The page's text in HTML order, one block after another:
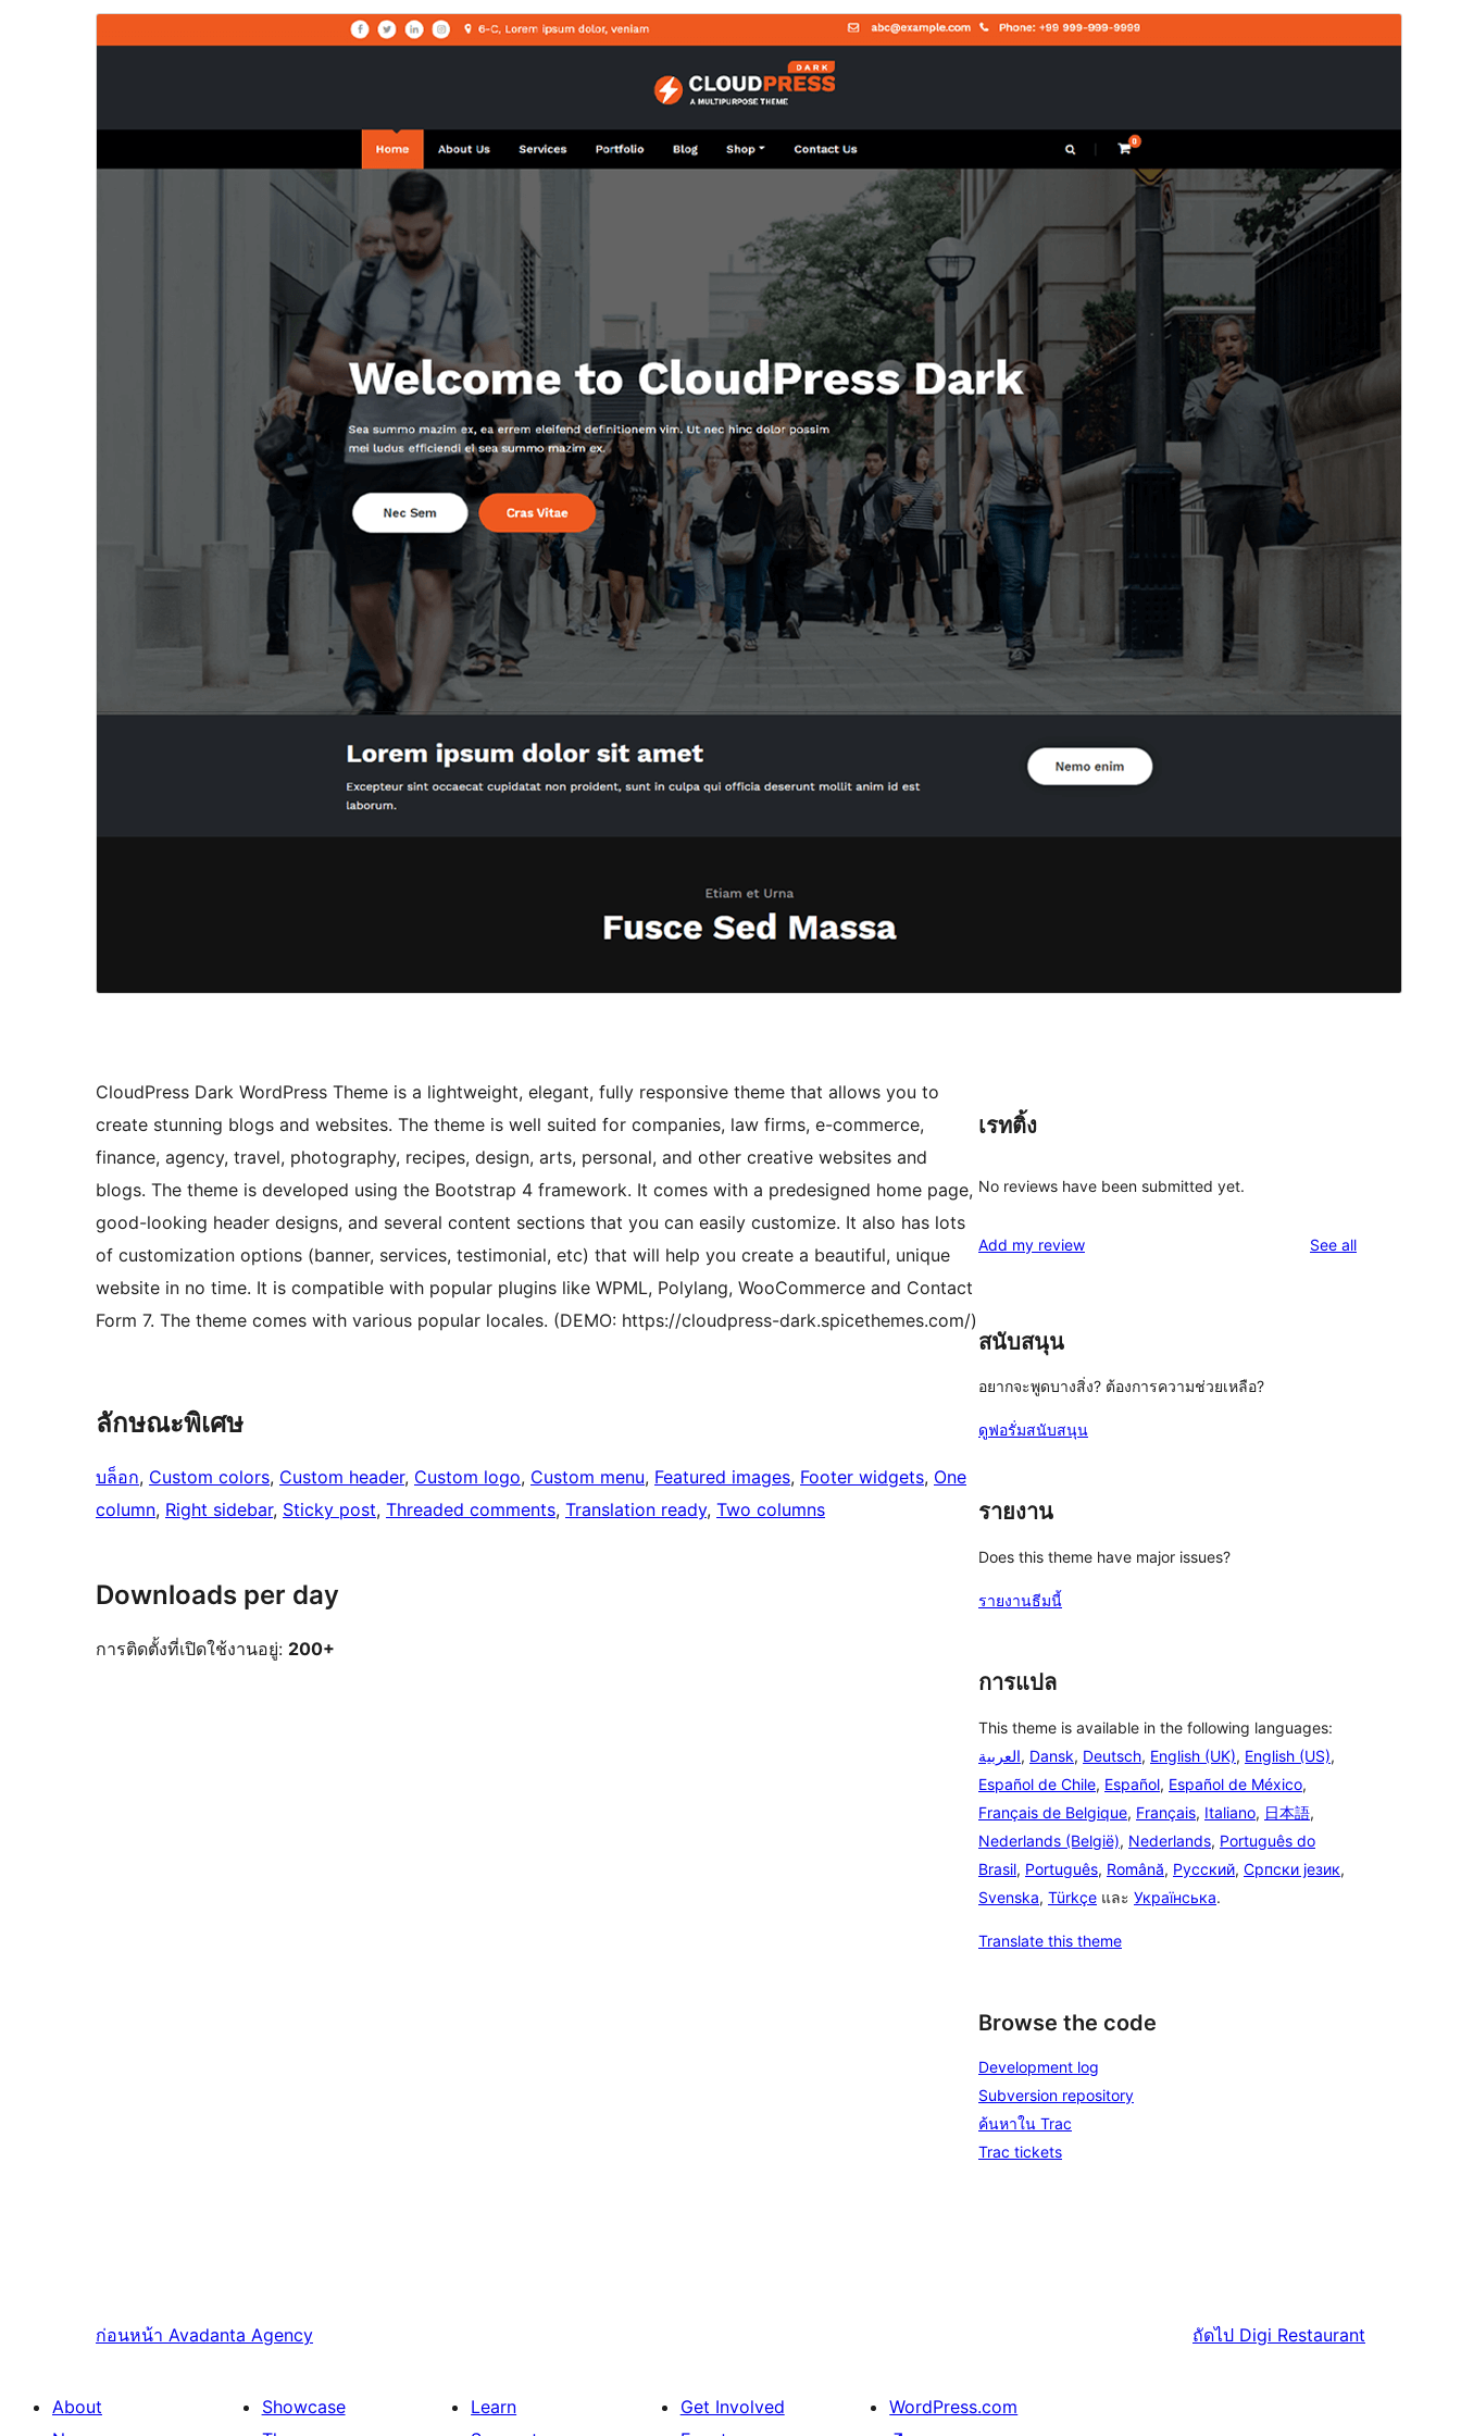
ดูก่อนดาวน์โหลด
รุ่น
1.1.4
Last updated
เดือน วัน, ปี
Active installations
200+
WordPress version
PHP version
Theme homepage
CloudPress Dark WordPress Theme is a lightweight, elegant, fully responsive theme that allows you to
create stunning blogs and websites. The theme is well suited for companies, law firms, e-commerce,
finance, agency, travel, photography, recipes, design, arts, personal, and other creative websites and
blogs. The theme is developed using the Bootstrap 4 framework. It comes with a predesigned home page,
good-looking header designs, and several content sections that you can easily customize. It also has lots
of customization options (banner, services, testimonial, etc) that will help you create a beautiful, unique
website in no time. It is compatible with popular plugins like WPML, Polylang, WooCommerce and Contact
Form 7. The theme comes with various popular locales. (DEMO: https://cloudpress-dark.spicethemes.com/)
ลักษณะพิเศษ
บล็อก, Custom colors, Custom header, Custom logo, Custom menu, Featured images, Footer widgets, One
column, Right sidebar, Sticky post, Threaded comments, Translation ready, Two columns
Downloads per day
การติดตั้งที่เปิดใช้งานอยู่: 200+
เรทติ้ง
No reviews have been submitted yet.
Add my review See allreviews
สนับสนุน
อยากจะพูดบางสิ่ง? ต้องการความช่วยเหลือ?
ดูฟอรั่มสนับสนุน
รายงาน
Does this theme have major issues?
รายงานธีมนี้
การแปล
This theme is available in the following languages:
العربية, Dansk, Deutsch, English (UK), English (US),
Español de Chile, Español, Español de México,
Français de Belgique, Français, Italiano, 日本語,
Nederlands (België), Nederlands, Português do
Brasil, Português, Română, Русский, Српски језик,
Svenska, Türkçe และ Українська.
Translate this theme
Browse the code
Development log
Subversion repository
ค้นหาใน Trac
Trac tickets
ก่อนหน้า Avadanta Agency ถัดไป Digi Restaurant
About
Showcase
Learn
Get Involved
WordPress.com